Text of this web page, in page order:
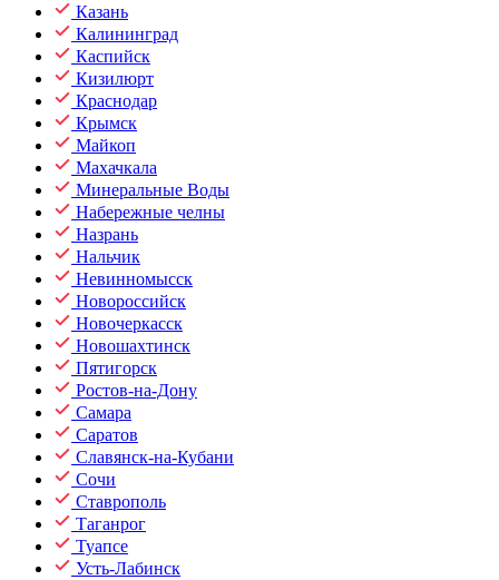
Казань
Калининград
Каспийск
Кизилюрт
Краснодар
Крымск
Майкоп
Махачкала
Минеральные Воды
Набережные челны
Назрань
Нальчик
Невинномысск
Новороссийск
Новочеркасск
Новошахтинск
Пятигорск
Ростов-на-Дону
Самара
Саратов
Славянск-на-Кубани
Сочи
Ставрополь
Таганрог
Туапсе
Усть-Лабинск